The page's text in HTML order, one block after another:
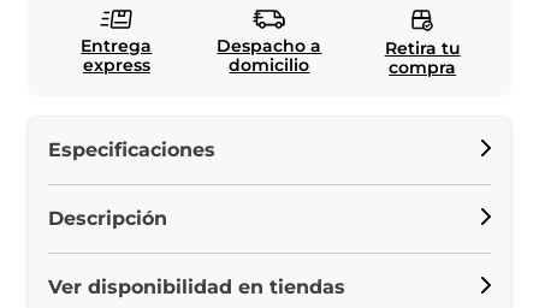
Entrega
express
Despacho a
domicilio
Retira tu
compra
Especificaciones
Descripción
Ver disponibilidad en tiendas